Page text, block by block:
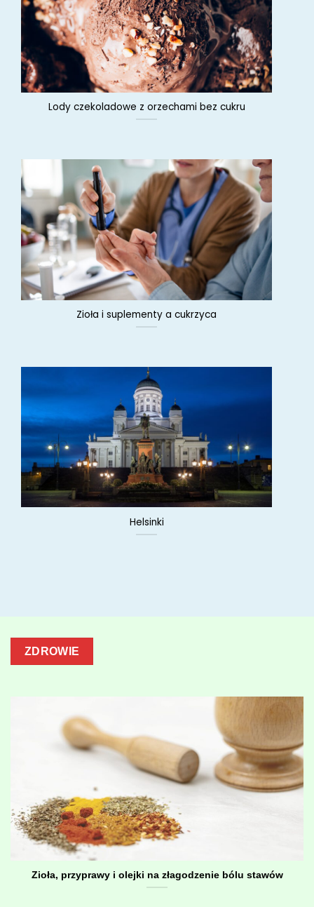
Lody czekoladowe z orzechami bez cukru
Zioła i suplementy a cukrzyca
Helsinki
ZDROWIE
Zioła, przyprawy i olejki na złagodzenie bólu stawów